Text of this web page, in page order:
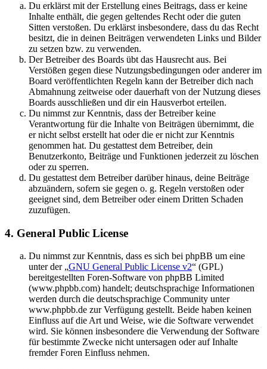
Du erklärst mit der Erstellung eines Beitrags, dass er keine
Inhalte enthält, die gegen geltendes Recht oder die guten
Sitten verstoßen. Du erklärst insbesondere, dass du das Recht
besitzt, die in deinen Beiträgen verwendeten Links und Bilder
zu setzen bzw. zu verwenden.
Der Betreiber des Boards übt das Hausrecht aus. Bei
Verstößen gegen diese Nutzungsbedingungen oder anderer im
Board veröffentlichten Regeln kann der Betreiber dich nach
Abmahnung zeitweise oder dauerhaft von der Nutzung dieses
Boards ausschließen und dir ein Hausverbot erteilen.
Du nimmst zur Kenntnis, dass der Betreiber keine
Verantwortung für die Inhalte von Beiträgen übernimmt, die
er nicht selbst erstellt hat oder die er nicht zur Kenntnis
genommen hat. Du gestattest dem Betreiber, dein
Benutzerkonto, Beiträge und Funktionen jederzeit zu löschen
oder zu sperren.
Du gestattest dem Betreiber darüber hinaus, deine Beiträge
abzuändern, sofern sie gegen o. g. Regeln verstoßen oder
geeignet sind, dem Betreiber oder einem Dritten Schaden
zuzufügen.
4. General Public License
Du nimmst zur Kenntnis, dass es sich bei phpBB um eine
unter der „GNU General Public License v2“ (GPL)
bereitgestellten Foren-Software von phpBB Limited
(www.phpbb.com) handelt; deutschsprachige Informationen
werden durch die deutschsprachige Community unter
www.phpbb.de zur Verfügung gestellt. Beide haben keinen
Einfluss auf die Art und Weise, wie die Software verwendet
wird. Sie können insbesondere die Verwendung der Software
für bestimmte Zwecke nicht untersagen oder auf Inhalte
fremder Foren Einfluss nehmen.